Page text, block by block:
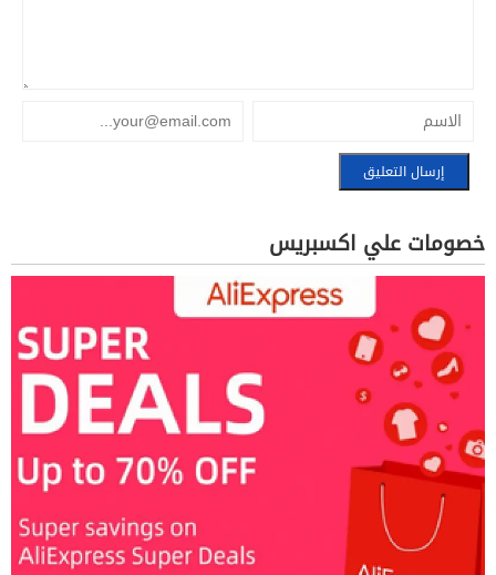
خصومات علي اكسبريس